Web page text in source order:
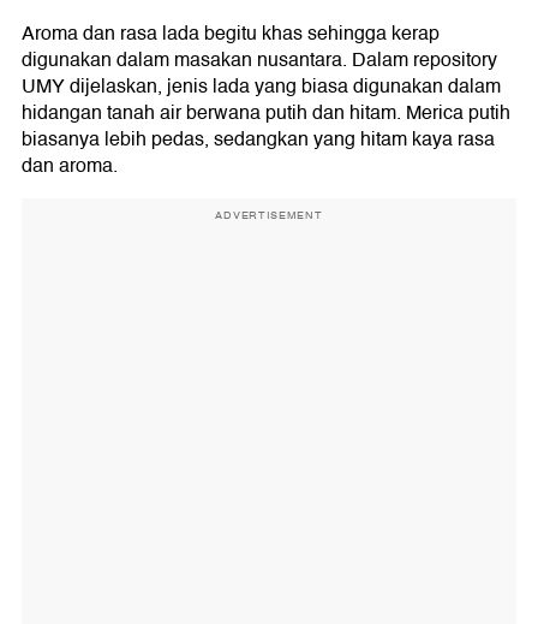
Aroma dan rasa lada begitu khas sehingga kerap
digunakan dalam masakan nusantara. Dalam repository
UMY dijelaskan, jenis lada yang biasa digunakan dalam
hidangan tanah air berwana putih dan hitam. Merica putih
biasanya lebih pedas, sedangkan yang hitam kaya rasa
dan aroma.
ADVERTISEMENT